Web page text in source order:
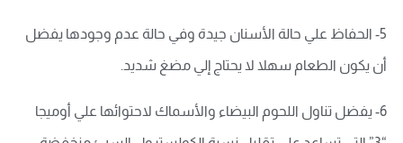
5- الحفاظ علي حالة الأسنان جيدة وفي حالة عدم وجودها يفضل
أن يكون الطعام سهلا لا يحتاج إلي مضغ شديد.
6- يفضل تناول اللحوم البيضاء والأسماك لاحتوائها علي أوميجا